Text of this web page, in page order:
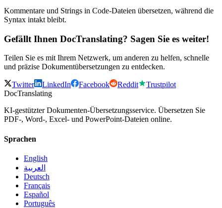
Kommentare und Strings in Code-Dateien übersetzen, während die
Syntax intakt bleibt.
Gefällt Ihnen DocTranslating? Sagen Sie es weiter!
Teilen Sie es mit Ihrem Netzwerk, um anderen zu helfen, schnelle
und präzise Dokumentübersetzungen zu entdecken.
Twitter LinkedIn Facebook Reddit
Trustpilot
DocTranslating
KI-gestützter Dokumenten-Übersetzungsservice. Übersetzen Sie
PDF-, Word-, Excel- und PowerPoint-Dateien online.
Sprachen
English
العربية
Deutsch
Français
Español
Português